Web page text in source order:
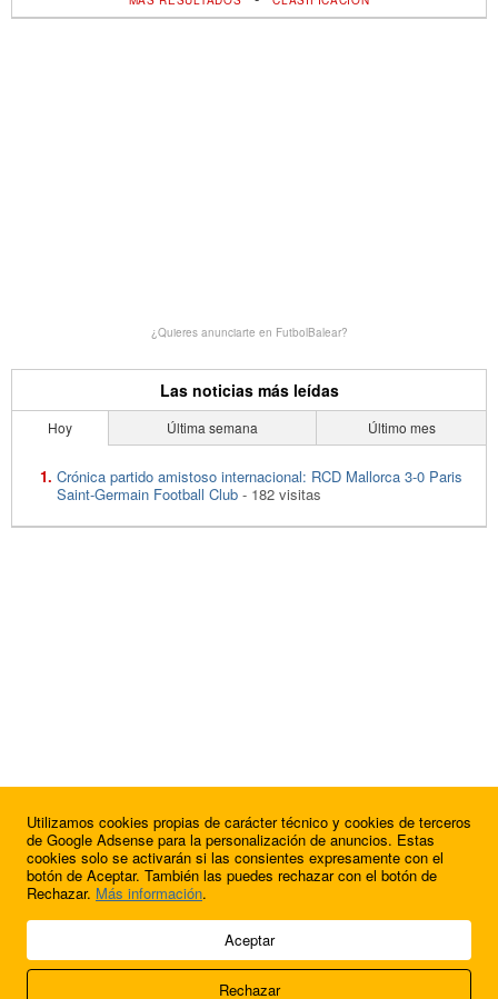
¿Quieres anunciarte en FutbolBalear?
Las noticias más leídas
Hoy Última semana Último mes
Crónica partido amistoso internacional: RCD Mallorca 3-0 Paris
Saint-Germain Football Club - 182 visitas
© 2009 - 2026 Soluciones Corporativas IP, SL.
Acerca de nosotros
Utilizamos cookies propias de carácter técnico y cookies de terceros
de Google Adsense para la personalización de anuncios. Estas
cookies solo se activarán si las consientes expresamente con el
botón de Aceptar. También las puedes rechazar con el botón de
Rechazar. Más información.
Aceptar
Rechazar